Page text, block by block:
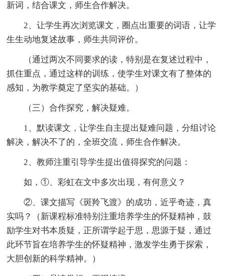
新词，结合课文，师生合作解决。
2、让学生再次浏览课文，圈点出重要的词语，让学
生生动地复述故事，师生共同评价。
（通过两次不同要求的读，特别是在复述过程中，
抓住重点，通过这样的训练，使学生对课文有了整体的
感知，为教学奠定了坚实的基础。）
（三）合作探究，解决疑难。
1、默读课文，让学生自主提出疑难问题，分组讨论
解决，解决不了的，全班交流，师生合作解决。
2、教师注重引导学生提出值得探究的问题：
如，①、彩虹在文中多次出现，有何意义？
②、课文描写《斑羚飞渡》的成功，近乎奇迹，真
实吗？（新课程标准特别注重培养学生的怀疑精神，鼓
励学生对书本质疑，正所谓学起于思，思源于疑，通过
此环节旨在培养学生的怀疑精神，激发学生勇于探索，
大胆创新的科学精神。）